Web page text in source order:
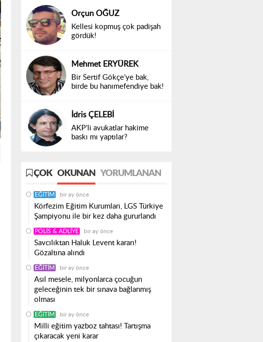
Orçun OĞUZ
Kellesi kopmuş çok padişah
gördük!
Mehmet ERYÜREK
Bir Sertif Gökçe’ye bak,
birde bu hanımefendiye bak!
İdris ÇELEBİ
AKP’li avukatlar hakime
baskı mı yaptılar?
ÇOK OKUNAN YORUMLANAN
EĞITIM bir ay önce
Körfezim Eğitim Kurumları, LGS Türkiye
Şampiyonu ile bir kez daha gururlandı
POLIS & ADLIYE bir ay önce
Savcılıktan Haluk Levent kararı!
Gözaltına alındı
EĞITIM bir ay önce
Asıl mesele, milyonlarca çocuğun
geleceğinin tek bir sınava bağlanmış
olması
EĞITIM bir ay önce
Milli eğitim yazboz tahtası! Tartışma
çıkaracak yeni karar